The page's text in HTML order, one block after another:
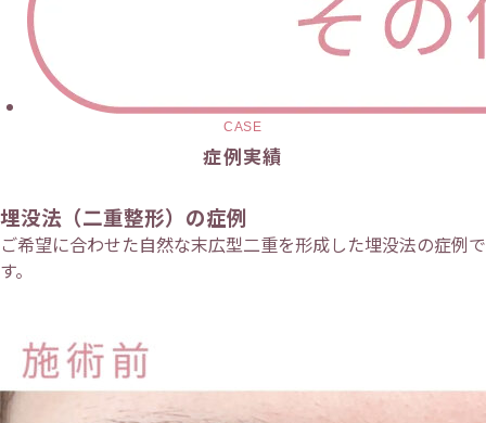
CASE
症例実績
埋没法（二重整形）の症例
ご希望に合わせた自然な末広型二重を形成した埋没法の症例で
す。